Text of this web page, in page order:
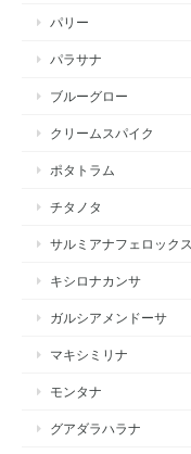
パリー
パラサナ
ブルーグロー
クリームスパイク
ポタトラム
チタノタ
サルミアナフェロックス
キシロナカンサ
ガルシアメンドーサ
マキシミリナ
モンタナ
グアダラハラナ